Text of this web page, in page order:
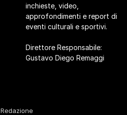
inchieste, video,
approfondimenti e report di
eventi culturali e sportivi.
Direttore Responsabile:
Gustavo Diego Remaggi
Redazione